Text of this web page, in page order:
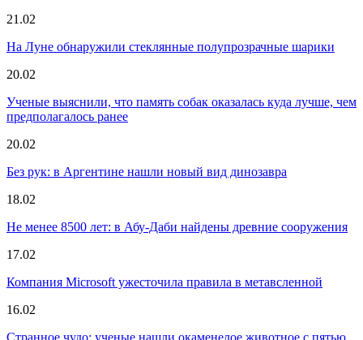
21.02
На Луне обнаружили стеклянные полупрозрачные шарики
20.02
Ученые выяснили, что память собак оказалась куда лучше, чем
предполагалось ранее
20.02
Без рук: в Аргентине нашли новый вид динозавра
18.02
Не менее 8500 лет: в Абу-Даби найдены древние сооружения
17.02
Компания Microsoft ужесточила правила в метавсленной
16.02